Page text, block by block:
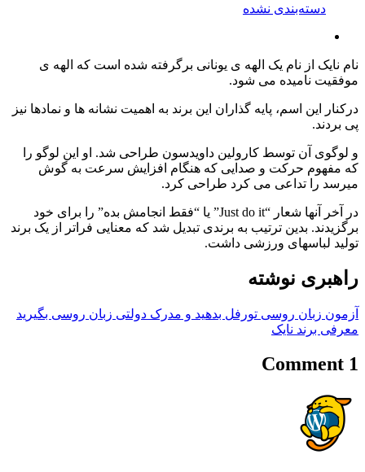
دسته‌بندی نشده
نام نایک از نام یک الهه ی یونانی برگرفته شده است که الهه ی
موفقیت نامیده می شود.
درکنار این اسم، پایه گذاران این برند به اهمیت نشانه ها و نمادها نیز
پی بردند.
و لوگوی آن توسط کارولین داویدسون طراحی شد. او این لوگو را
که مفهوم حرکت و صدایی که هنگام افزایش سرعت به گوش
میرسد را تداعی می کرد طراحی کرد.
در آخر آنها شعار “Just do it” یا “فقط انجامش بده” را برای خود
برگزیدند. بدین ترتیب به برندی تبدیل شد که معنایی فراتر از یک برند
تولید لباسهای ورزشی داشت.
راهبری نوشته
آزمون زبان روسی تورفل بدهید و مدرک دولتی زبان روسی بگیرید
معرفی برند نایک
1 Comment